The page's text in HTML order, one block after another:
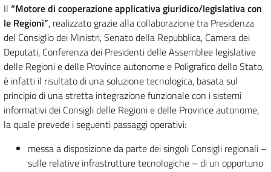
Il “Motore di cooperazione applicativa giuridico/legislativa con
le Regioni”, realizzato grazie alla collaborazione tra Presidenza
del Consiglio dei Ministri, Senato della Repubblica, Camera dei
Deputati, Conferenza dei Presidenti delle Assemblee legislative
delle Regioni e delle Province autonome e Poligrafico dello Stato,
è infatti il risultato di una soluzione tecnologica, basata sul
principio di una stretta integrazione funzionale con i sistemi
informativi dei Consigli delle Regioni e delle Province autonome,
la quale prevede i seguenti passaggi operativi:
messa a disposizione da parte dei singoli Consigli regionali –
sulle relative infrastrutture tecnologiche – di un opportuno